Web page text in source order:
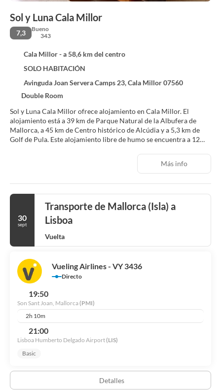
Sol y Luna Cala Millor
7,3
Bueno
343
Cala Millor - a 58,6 km del centro
SOLO HABITACIÓN
Avinguda Joan Servera Camps 23, Cala Millor 07560
Double Room
Sol y Luna Cala Millor ofrece alojamiento en Cala Millor. El
alojamiento está a 39 km de Parque Natural de la Albufera de
Mallorca, a 45 km de Centro histórico de Alcúdia y a 5,3 km de
Golf de Pula. Este alojamiento libre de humo se encuentra a 12
alojamiento tienen baño privado y wifi gratis. Algunas de las
Mallorca - Son Sant Joan) está a 69 km.
Más info
30
sept
Transporte de Mallorca (Isla) a
Lisboa
Vuelta
Vueling Airlines - VY 3436
Directo
19:50
Son Sant Joan, Mallorca(PMI)
2h 10m
21:00
Lisboa Humberto Delgado Airport(LIS)
Basic
Detalles